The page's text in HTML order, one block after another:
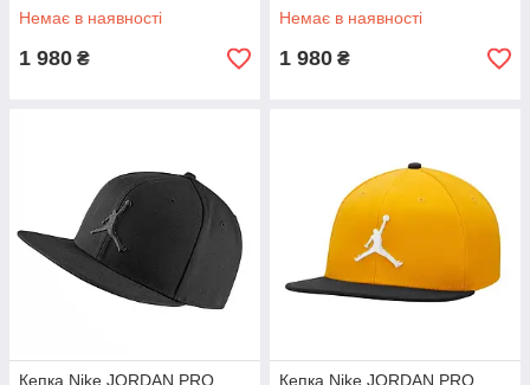
Немає в наявності
1 980 ₴
Немає в наявності
1 980 ₴
Кепка Nike JORDAN PRO
Кепка Nike JORDAN PRO